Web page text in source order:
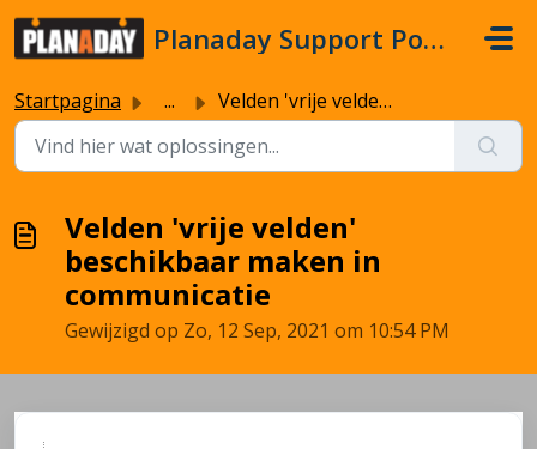
Doorgaan naar hoofdinhoud
Planaday Support Portal
Startpagina ... Velden 'vrije velden' beschikbaar maken in commun...
Velden 'vrije velden'
beschikbaar maken in
communicatie
Gewijzigd op Zo, 12 Sep, 2021 om 10:54 PM